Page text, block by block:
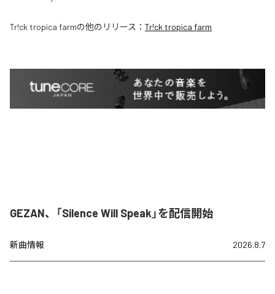
Tr!ck tropica farmの他のリリース： Tr!ck tropica farm
GEZAN、「Silence Will Speak」を配信開始
新曲情報 2026.8.7